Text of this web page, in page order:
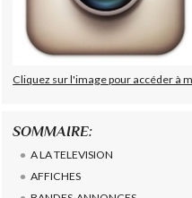
Cliquez sur l'image pour accéder à
SOMMAIRE:
A LA TELEVISION
AFFICHES